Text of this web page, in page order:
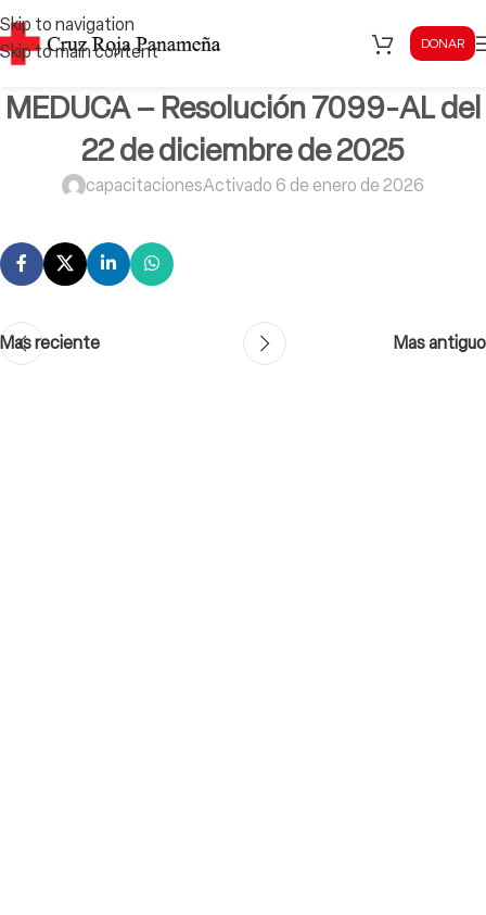
Skip to navigation
Skip to main content
DONAR
MEDUCA – Resolución 7099-AL del
22 de diciembre de 2025
capacitacionesActivado 6 de enero de 2026
Mas reciente Mas antiguo